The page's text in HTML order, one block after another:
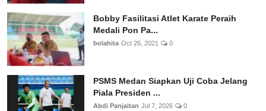
Bobby Fasilitasi Atlet Karate Peraih
Medali Pon Pa...
bolahita Oct 26, 2021 0
PSMS Medan Siapkan Uji Coba Jelang
Piala Presiden ...
Abdi Panjaitan Jul 7, 2026 0